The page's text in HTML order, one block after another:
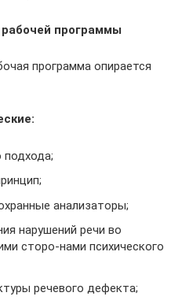
программы
программа опирается
подхода;
анализаторы;
нарушений речи во
сторо-нами психического
речевого дефекта;